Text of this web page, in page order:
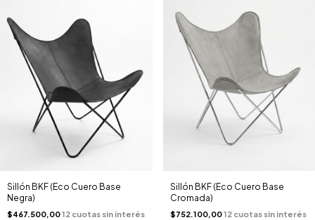
Sillón BKF (Eco Cuero Base
Negra)
$467.500,00
Sillón BKF (Eco Cuero Base
Cromada)
$752.100,00